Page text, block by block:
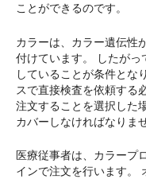
ことができるのです。
カラーは、カラー遺伝性
付けています。 したがっ
していることが条件とな
スで直接検査を依頼する
注文することを選択した
カバーしなければなりま
医療従事者は、カラープ
インで注文を行います。